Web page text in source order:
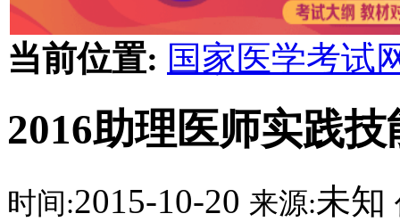
当前位置: 国家医学考试
2016助理医师实践
时间:2015-10-20 来源:未知